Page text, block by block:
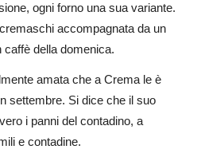
ogni forno una sua variante.
accompagnata da un
della domenica.
amata che a Crema le è
settembre. Si dice che il suo
i panni del contadino, a
e contadine.